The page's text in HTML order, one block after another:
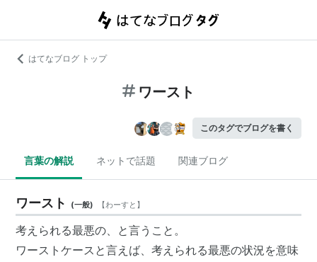
はてなブログ トップ
ワースト
このタグでブログを書く
言葉の解説 ネットで話題 関連ブログ
ワースト (一般) 【わーすと 】
考えられる最悪の、と言うこと。
ワーストケースと言えば、考えられる最悪の状況を意味